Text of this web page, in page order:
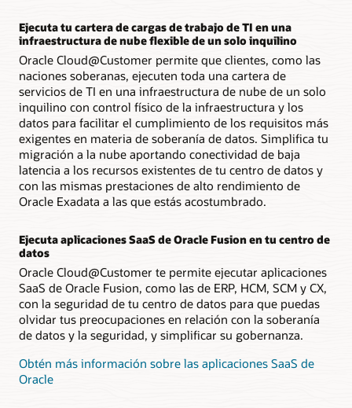
Ejecuta tu cartera de cargas de trabajo de TI en una
infraestructura de nube flexible de un solo inquilino
Oracle Cloud@Customer permite que clientes, como las
naciones soberanas, ejecuten toda una cartera de
servicios de TI en una infraestructura de nube de un solo
inquilino con control físico de la infraestructura y los
datos para facilitar el cumplimiento de los requisitos más
exigentes en materia de soberanía de datos. Simplifica tu
migración a la nube aportando conectividad de baja
latencia a los recursos existentes de tu centro de datos y
con las mismas prestaciones de alto rendimiento de
Oracle Exadata a las que estás acostumbrado.
Ejecuta aplicaciones SaaS de Oracle Fusion en tu centro de
datos
Oracle Cloud@Customer te permite ejecutar aplicaciones
SaaS de Oracle Fusion, como las de ERP, HCM, SCM y CX,
con la seguridad de tu centro de datos para que puedas
olvidar tus preocupaciones en relación con la soberanía
de datos y la seguridad, y simplificar su gobernanza.
Obtén más información sobre las aplicaciones SaaS de
Oracle